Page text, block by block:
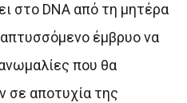
στο DNA από τη μητέρα
έμβρυο να
που θα
σε αποτυχία της